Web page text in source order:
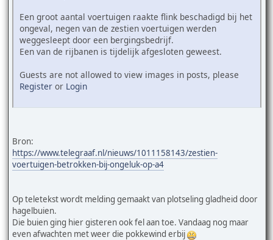
Een groot aantal voertuigen raakte flink beschadigd bij het
ongeval, negen van de zestien voertuigen werden
weggesleept door een bergingsbedrijf.
Een van de rijbanen is tijdelijk afgesloten geweest.
Guests are not allowed to view images in posts, please
Register or Login
Bron:
https://www.telegraaf.nl/nieuws/1011158143/zestien-
voertuigen-betrokken-bij-ongeluk-op-a4
Op teletekst wordt melding gemaakt van plotseling gladheid door
hagelbuien.
Die buien ging hier gisteren ook fel aan toe. Vandaag nog maar
even afwachten met weer die pokkewind erbij